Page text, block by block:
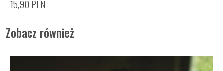
15,90 PLN
Zobacz również